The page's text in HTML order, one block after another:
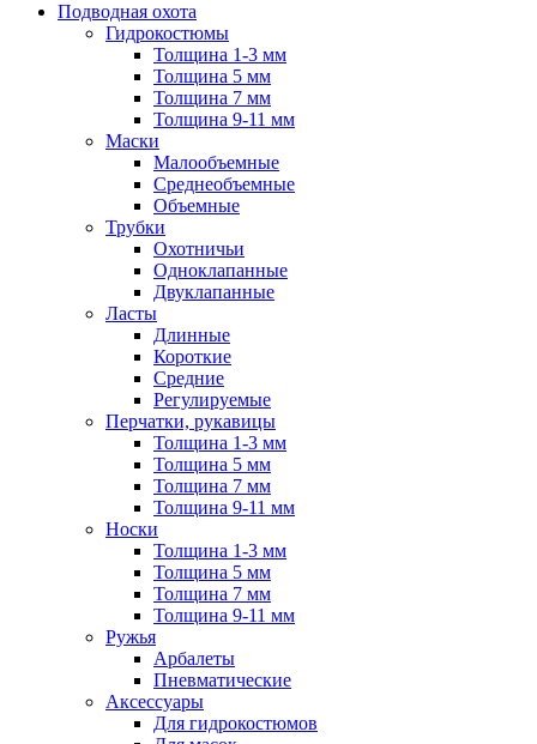
Подводная охота
Гидрокостюмы
Толщина 1-3 мм
Толщина 5 мм
Толщина 7 мм
Толщина 9-11 мм
Маски
Малообъемные
Среднеобъемные
Объемные
Трубки
Охотничьи
Одноклапанные
Двуклапанные
Ласты
Длинные
Короткие
Средние
Регулируемые
Перчатки, рукавицы
Толщина 1-3 мм
Толщина 5 мм
Толщина 7 мм
Толщина 9-11 мм
Носки
Толщина 1-3 мм
Толщина 5 мм
Толщина 7 мм
Толщина 9-11 мм
Ружья
Арбалеты
Пневматические
Аксессуары
Для гидрокостюмов